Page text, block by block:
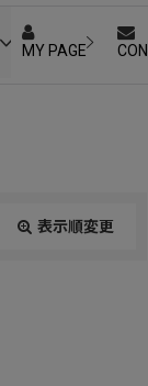
MY PAGE
表示順変更